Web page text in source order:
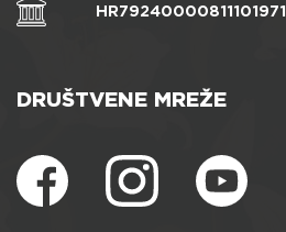
DRUŠTVENE MREŽE